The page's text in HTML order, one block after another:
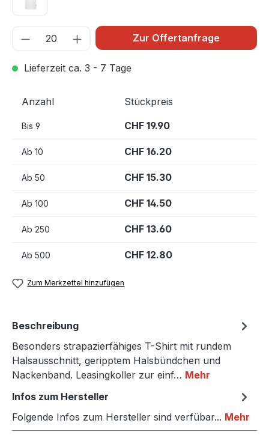
weiß 001
Zur Offertanfrage
Lieferzeit ca. 3 - 7 Tage
Anzahl Stückpreis
Bis 9 CHF 19.90
Ab 10 CHF 16.20
Ab 50 CHF 15.30
Ab 100 CHF 14.50
Ab 250 CHF 13.60
Ab 500 CHF 12.80
Zum Merkzettel hinzufügen
Beschreibung
Besonders strapazierfähiges T-Shirt mit rundem
Halsausschnitt, geripptem Halsbündchen und
Nackenband. Leasingkoller zur einf… Mehr
Infos zum Hersteller
Folgende Infos zum Hersteller sind verfübar... Mehr